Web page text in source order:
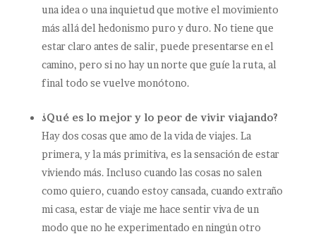
una idea o una inquietud que motive el movimiento
más allá del hedonismo puro y duro. No tiene que
estar claro antes de salir, puede presentarse en el
camino, pero si no hay un norte que guíe la ruta, al
final todo se vuelve monótono.
¿Qué es lo mejor y lo peor de vivir viajando?
Hay dos cosas que amo de la vida de viajes. La
primera, y la más primitiva, es la sensación de estar
viviendo más. Incluso cuando las cosas no salen
como quiero, cuando estoy cansada, cuando extraño
mi casa, estar de viaje me hace sentir viva de un
modo que no he experimentado en ningún otro